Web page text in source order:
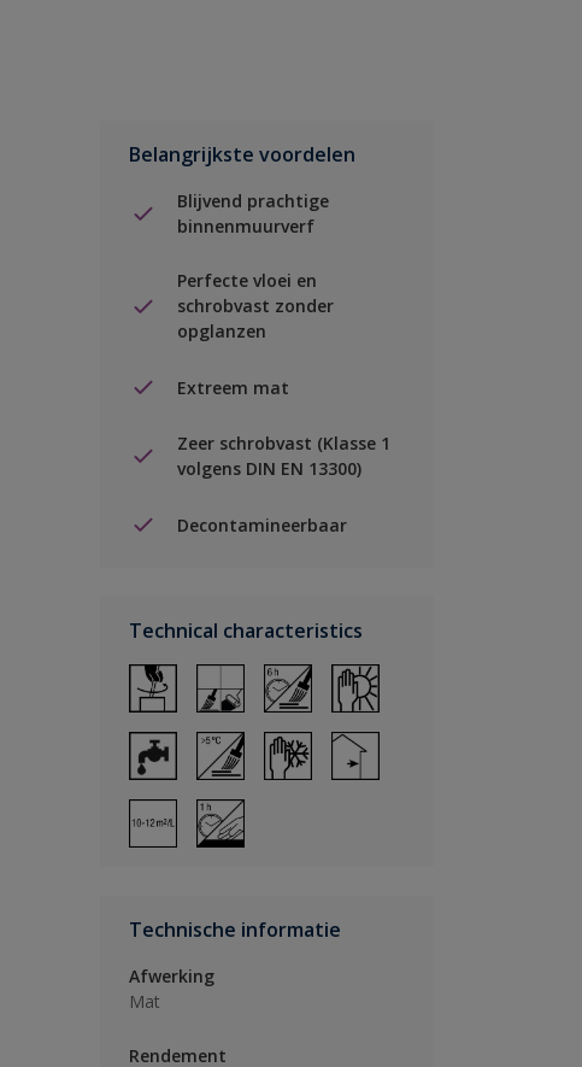
Belangrijkste voordelen
Blijvend prachtige
binnenmuurverf
Perfecte vloei en
schrobvast zonder
opglanzen
Extreem mat
Zeer schrobvast (Klasse 1
volgens DIN EN 13300)
Decontamineerbaar
Technical characteristics
Technische informatie
Afwerking
Mat
Rendement